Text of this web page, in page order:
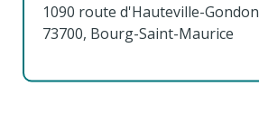
1090 route d'Hauteville-Gondon
73700, Bourg-Saint-Maurice